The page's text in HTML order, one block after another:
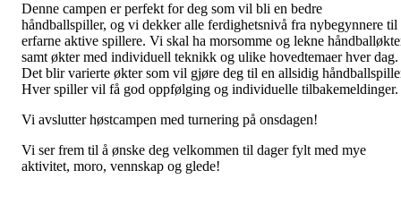
Denne campen er perfekt for deg som vil bli en bedre
håndballspiller, og vi dekker alle ferdighetsnivå fra nybegynnere til
erfarne aktive spillere. Vi skal ha morsomme og lekne
samt økter med individuell teknikk og ulike hovedtemaer hver dag.
Det blir varierte økter som vil gjøre deg til en allsidig
Hver spiller vil få god oppfølging og individuelle tilbakemeldinger.
Vi avslutter høstcampen med turnering på onsdagen!
Vi ser frem til å ønske deg velkommen til dager fylt med mye
aktivitet, moro, vennskap og glede!